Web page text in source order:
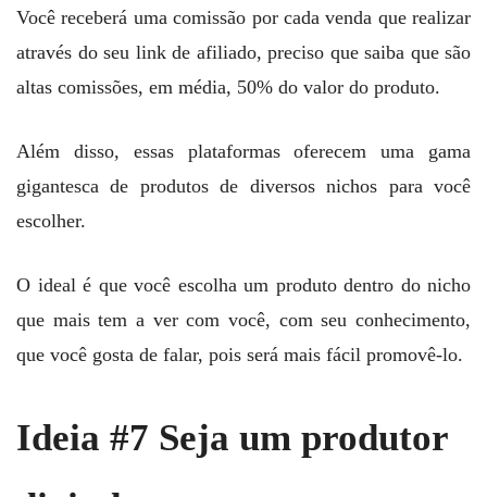
Você receberá uma comissão por cada venda que realizar
através do seu link de afiliado, preciso que saiba que são
altas comissões, em média, 50% do valor do produto.
Além disso, essas plataformas oferecem uma gama
gigantesca de produtos de diversos nichos para você
escolher.
O ideal é que você escolha um produto dentro do nicho
que mais tem a ver com você, com seu conhecimento,
que você gosta de falar, pois será mais fácil promovê-lo.
Ideia #7 Seja um produtor